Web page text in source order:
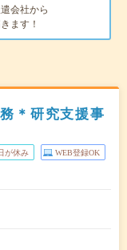
会社から
ます！
＊研究支援事
が休み WEB登録OK